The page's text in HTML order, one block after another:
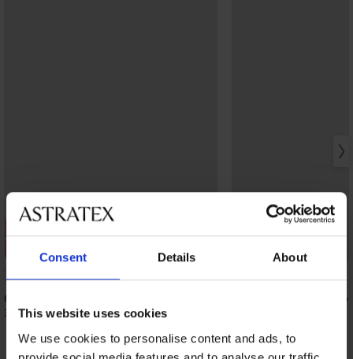
Consent Details About
This website uses cookies
We use cookies to personalise content and ads, to
Grudnjak Daniela 59 nepodstavljen
30,59 €50,99 €
Rasprodaja
Grudnjak Chantal